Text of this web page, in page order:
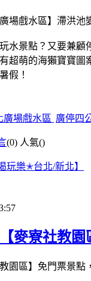
水景點？又要兼
超萌的海獺寶寶
假！
廣場戲水區 廣停四
(0) 人氣()
玩樂✭台北/新北】
麥寮社教